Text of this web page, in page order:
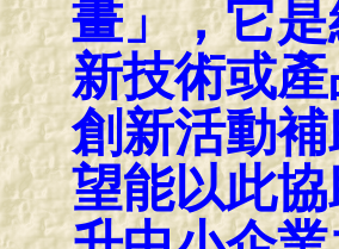
畫」，它
新技術或
創新活動
望能以此